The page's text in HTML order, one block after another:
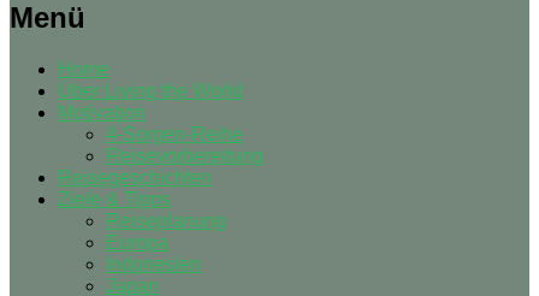
Menü
Home
Über Living the World
Motivation
4-Sorgen-Reihe
Reisevorbereitung
Reisegeschichten
Ziele & Tipps
Reiseplanung
Europa
Indonesien
Japan